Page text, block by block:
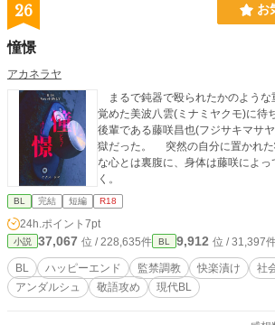
26 お
憧憬
アカネラヤ
まるで鈍器で殴られたかのような
覚めた美波八雲(ミナミヤクモ)に待
後輩である藤咲昌也(フジサキマサ
獄だった。 突然の自分に置かれた
な心とは裏腹に、身体は藤咲によ
く。
BL 完結 短編 R18
24h.ポイント 7pt
小説 37,067 位 / 228,635件 BL 9,912 位 / 31,397
BL ハッピーエンド 監禁調教 快楽漬け 社
アンダルシュ
敬語攻め 現代BL